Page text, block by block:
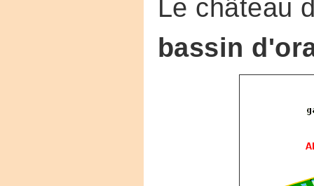
Le château
bassin